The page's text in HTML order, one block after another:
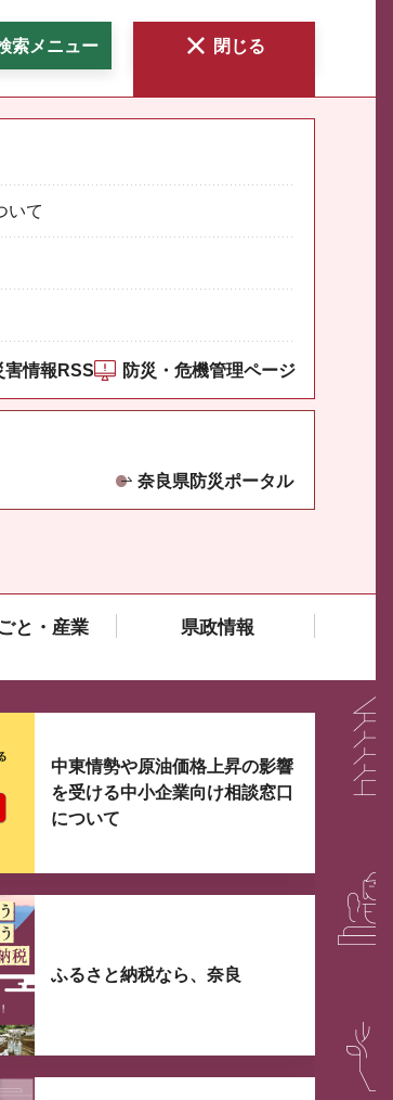
索メニュー 閉じる
いて
害情報RSS 防災・危機管理ページ
奈良県防災ポータル
と・産業 県政情報
報が表示されるスライダーがあります。
中東情勢や原油価格上昇の影響
を受ける中小企業向け相談窓口
について
ふるさと納税なら、奈良